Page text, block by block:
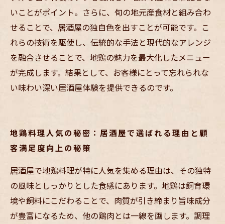
いことがポイント。さらに、旬の地元産食材と組み合わ
せることで、居酒屋の独自色を出すことが可能です。こ
れらの技術を駆使し、伝統的な手法と現代的なアレンジ
を融合させることで、地鶏の魅力を最大化したメニュー
が完成します。結果として、お客様にとって忘れられな
い味わい深い居酒屋体験を提供できるのです。
地鶏料理人気の秘密：居酒屋で選ばれる理由と顧
客満足度向上の秘策
居酒屋で地鶏料理が特に人気を集める理由は、その独特
の風味としっかりとした食感にあります。地鶏は飼育環
境や飼料にこだわることで、肉質が引き締まり旨味成分
が豊富になるため、他の鶏肉とは一線を画します。調理